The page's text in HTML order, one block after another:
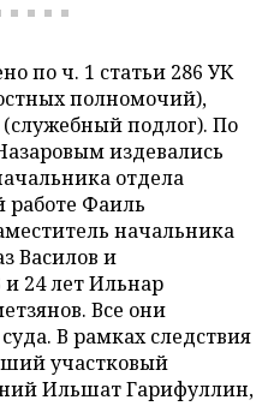
по ч. 1 статьи 286 УК
полномочий),
подлог). По
издевались
отдела
работе Фаиль
начальника
Василов и
24 лет Ильнар
Все они
В рамках следствия
участковый
Ильшат Гарифуллин,